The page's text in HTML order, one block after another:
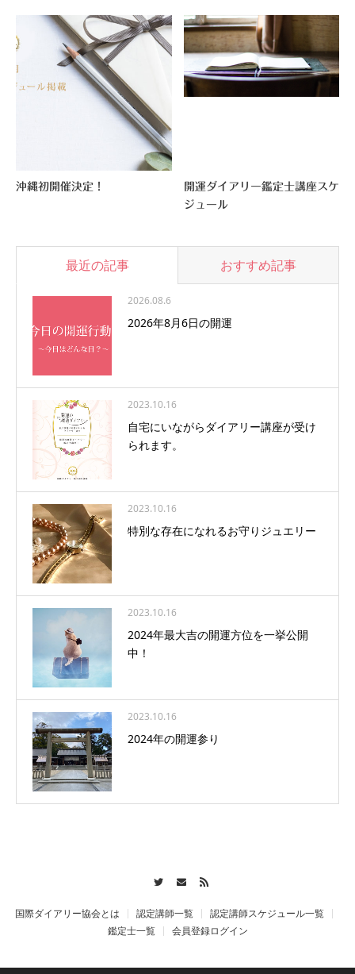
沖縄初開催決定！
開運ダイアリー鑑定士講座スケ
ジュール
最近の記事 おすすめ記事
2026.08.6
2026年8月6日の開運
2023.10.16
自宅にいながらダイアリー講座が受け
られます。
2023.10.16
特別な存在になれるお守りジュエリー
2023.10.16
2024年最大吉の開運方位を一挙公開
中！
2023.10.16
2024年の開運参り
国際ダイアリー協会とは 認定講師一覧
認定講師スケジュール一覧
鑑定士一覧
会員登録ログイン